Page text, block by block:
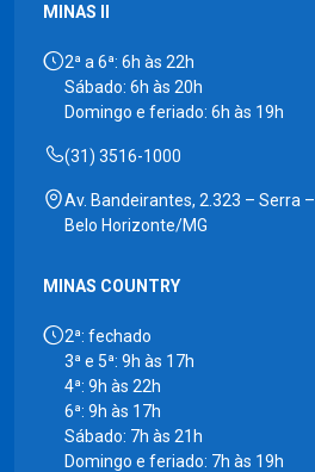
MINAS II
2ª a 6ª: 6h às 22h
Sábado: 6h às 20h
Domingo e feriado: 6h às 19h
(31) 3516-1000
Av. Bandeirantes, 2.323 – Serra –
Belo Horizonte/MG
MINAS COUNTRY
2ª: fechado
3ª e 5ª: 9h às 17h
4ª: 9h às 22h
6ª: 9h às 17h
Sábado: 7h às 21h
Domingo e feriado: 7h às 19h